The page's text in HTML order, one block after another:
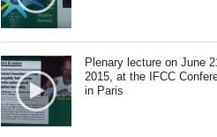
Plenary lecture on June
2015, at the IFCC
in Paris